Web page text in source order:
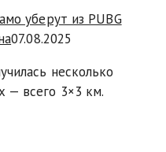
уберут из PUBG
07.08.2025
несколько
всего 3×3 км.